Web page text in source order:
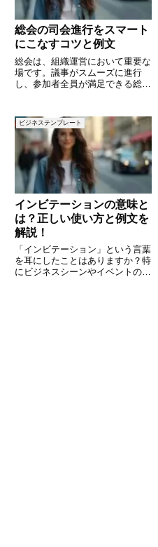
総会の司会進行をスマート
にこなすコツと例文
総会は、組織運営において重要な
場です。議事がスムーズに進行
し、参加者全員が満足できる総会
司会を務める方にとっては、どの
ように進めるべきか、どのような
言葉を使えば良いのか悩むことも
多
ビジネステンプレート
インビテーションの意味と
は？正しい使い方と例文を
解説！
「インビテーション」という言葉
を耳にしたことはありますか？特
にビジネスシーンやイベントの案